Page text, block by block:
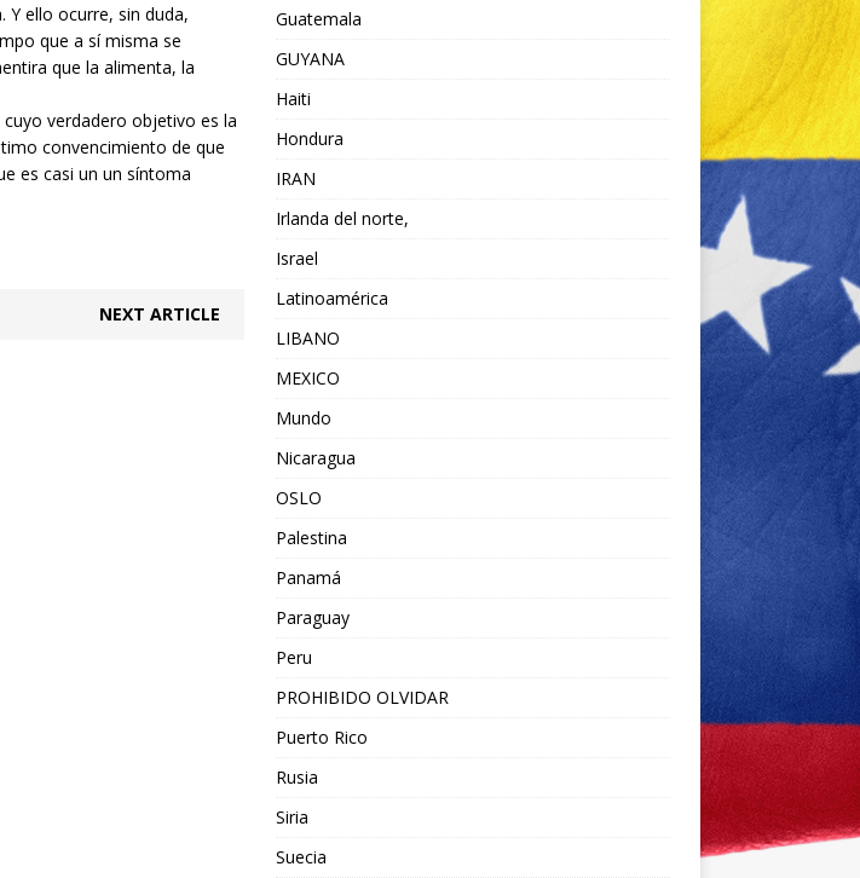
Y ello ocurre, sin duda,
que a sí misma se
que la alimenta, la
verdadero objetivo es la
convencimiento de que
es casi un un síntoma
NEXT ARTICLE
Guatemala
GUYANA
Haiti
Hondura
IRAN
Irlanda del norte,
Israel
Latinoamérica
LIBANO
MEXICO
Mundo
Nicaragua
OSLO
Palestina
Panamá
Paraguay
Peru
PROHIBIDO OLVIDAR
Puerto Rico
Rusia
Siria
Suecia